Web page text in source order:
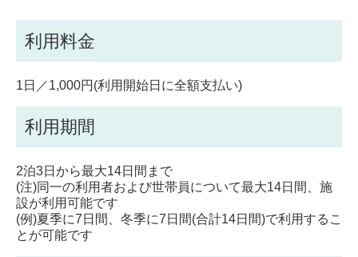
利用料金
1日／1,000円(利用開始日に全額支払い)
利用期間
2泊3日から最大14日間まで
(注)同一の利用者および世帯員について最大14日間、施
設が利用可能です
(例)夏季に7日間、冬季に7日間(合計14日間)で利用するこ
とが可能です